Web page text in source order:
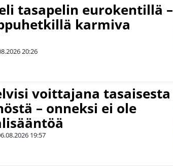
tasapelin eurokentillä –
karmiva
20:26
voittajana tasaisesta
– onneksi ei ole
19:57